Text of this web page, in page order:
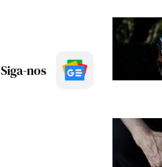
Siga-nos